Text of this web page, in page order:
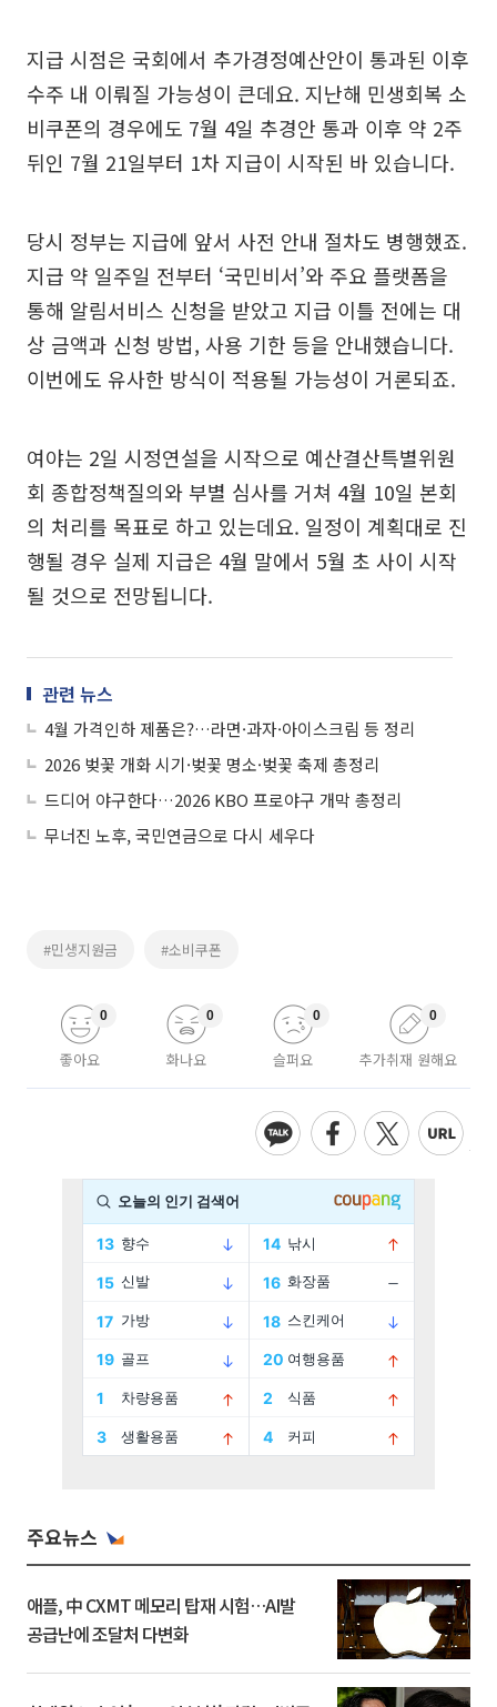
지급 시점은 국회에서 추가경정예산안이 통과된 이후
수주 내 이뤄질 가능성이 큰데요. 지난해 민생회복 소
비쿠폰의 경우에도 7월 4일 추경안 통과 이후 약 2주
뒤인 7월 21일부터 1차 지급이 시작된 바 있습니다.
당시 정부는 지급에 앞서 사전 안내 절차도 병행했죠.
지급 약 일주일 전부터 ‘국민비서’와 주요 플랫폼을
통해 알림서비스 신청을 받았고 지급 이틀 전에는 대
상 금액과 신청 방법, 사용 기한 등을 안내했습니다.
이번에도 유사한 방식이 적용될 가능성이 거론되죠.
여야는 2일 시정연설을 시작으로 예산결산특별위원
회 종합정책질의와 부별 심사를 거쳐 4월 10일 본회
의 처리를 목표로 하고 있는데요. 일정이 계획대로 진
행될 경우 실제 지급은 4월 말에서 5월 초 사이 시작
될 것으로 전망됩니다.
관련 뉴스
4월 가격인하 제품은?…라면·과자·아이스크림 등 정리
2026 벚꽃 개화 시기·벚꽃 명소·벚꽃 축제 총정리
드디어 야구한다…2026 KBO 프로야구 개막 총정리
무너진 노후, 국민연금으로 다시 세우다
#민생지원금 #소비쿠폰
좋아요
0
화나요
0
슬퍼요
0
추가취재 원해요
0
주요뉴스
애플, 中 CXMT 메모리 탑재 시험…AI발
공급난에 조달처 다변화